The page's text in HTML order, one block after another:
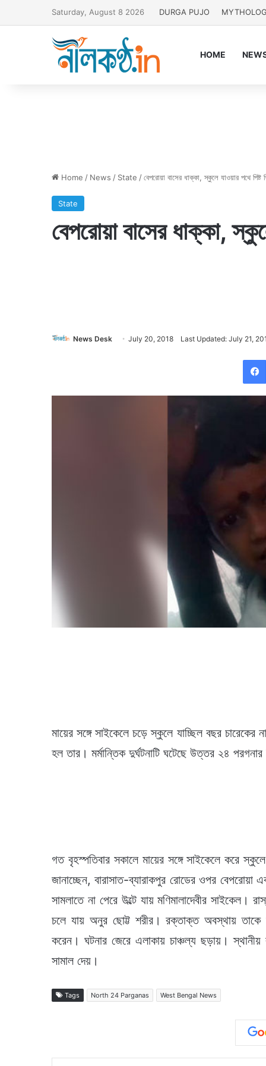
Saturday, August 8 2026 DURGA PUJO
HOME
Home / News / State /বেপরোয়া বাসের ধাক্কা, স্কুলে যাওয়ার পথে পিষ্ট
State
বেপরোয়া বাসের ধাক্কা,
News Desk July 20, 2018 Last Updated: July 21,
মায়ের সঙ্গে সাইকেলে চড়ে স্কুলে যাচ্ছিল বছর
হল তার। মর্মান্তিক দুর্ঘটনাটি ঘটেছে উত্তর ২৪ পরগনার
গত বৃহস্পতিবার সকালে মায়ের সঙ্গে সাইকেলে করে
জানাচ্ছেন, বারাসাত-ব্যারাকপুর রোডের ওপর বেপরোয়া
সামলাতে না পেরে উল্টে যায় মণিমালাদেবীর
চলে যায় অনুর ছোট্ট শরীর। রক্তাক্ত অবস্থায় তাকে
করেন। ঘটনার জেরে এলাকায় চাঞ্চল্য ছড়ায়। স্থানীয়
সামাল দেয়।
Tags North 24 Parganas West Bengal News